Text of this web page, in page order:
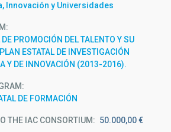
Innovación y Universidades
PROMOCIÓN DEL TALENTO Y SU
ESTATAL DE INVESTIGACIÓN
Y DE INNOVACIÓN (2013-2016).
DE FORMACIÓN
THE IAC CONSORTIUM 50.000,00 €